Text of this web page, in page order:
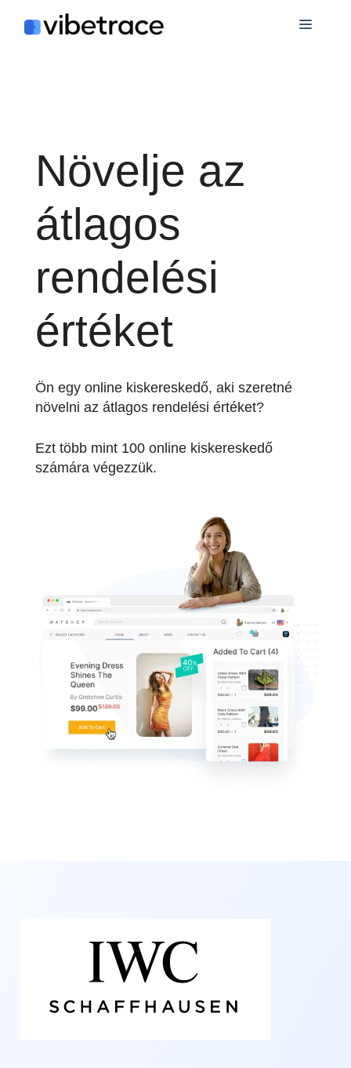
Menü
Növelje az
átlagos
rendelési
értéket
Ön egy online kiskereskedő, aki szeretné
növelni az átlagos rendelési értéket?
Ezt több mint 100 online kiskereskedő
számára végezzük.